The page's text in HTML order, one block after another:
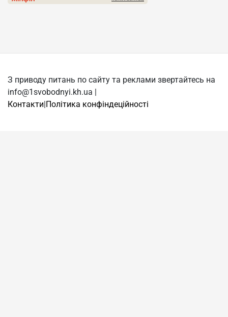
З приводу питань по сайту та реклами звертайтесь на
info@1svobodnyi.kh.ua |
Контакти Політика конфіндеційності